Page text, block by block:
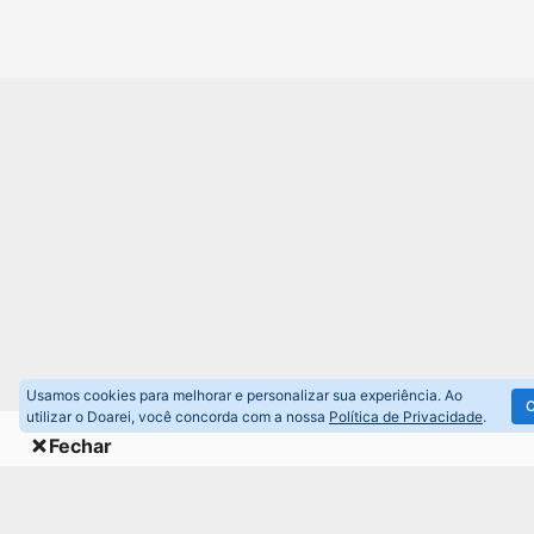
Fechar
Usamos cookies para melhorar e personalizar sua experiência. Ao
utilizar o Doarei, você concorda com a nossa Política de Privacidade.